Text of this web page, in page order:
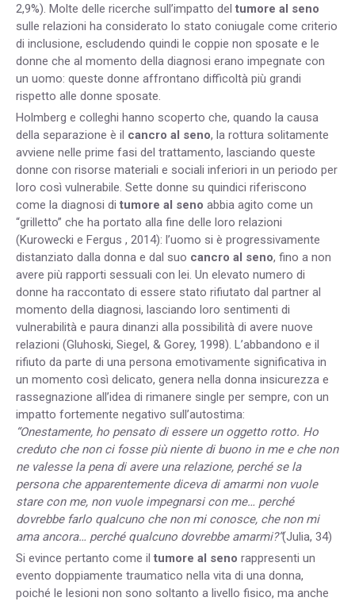
2,9%). Molte delle ricerche sull’impatto del tumore al seno
sulle relazioni ha considerato lo stato coniugale come criterio
di inclusione, escludendo quindi le coppie non sposate e le
donne che al momento della diagnosi erano impegnate con
un uomo: queste donne affrontano difficoltà più grandi
rispetto alle donne sposate.
Holmberg e colleghi hanno scoperto che, quando la causa
della separazione è il cancro al seno, la rottura solitamente
avviene nelle prime fasi del trattamento, lasciando queste
donne con risorse materiali e sociali inferiori in un periodo per
loro così vulnerabile. Sette donne su quindici riferiscono
come la diagnosi di tumore al seno abbia agito come un
“grilletto” che ha portato alla fine delle loro relazioni
(Kurowecki e Fergus , 2014): l’uomo si è progressivamente
distanziato dalla donna e dal suo cancro al seno, fino a non
avere più rapporti sessuali con lei. Un elevato numero di
donne ha raccontato di essere stato rifiutato dal partner al
momento della diagnosi, lasciando loro sentimenti di
vulnerabilità e paura dinanzi alla possibilità di avere nuove
relazioni (Gluhoski, Siegel, & Gorey, 1998). L’abbandono e il
rifiuto da parte di una persona emotivamente significativa in
un momento così delicato, genera nella donna insicurezza e
rassegnazione all’idea di rimanere single per sempre, con un
impatto fortemente negativo sull’autostima:
“Onestamente, ho pensato di essere un oggetto rotto. Ho
creduto che non ci fosse più niente di buono in me e che non
ne valesse la pena di avere una relazione, perché se la
persona che apparentemente diceva di amarmi non vuole
stare con me, non vuole impegnarsi con me… perché
dovrebbe farlo qualcuno che non mi conosce, che non mi
ama ancora… perché qualcuno dovrebbe amarmi?”(Julia, 34)
Si evince pertanto come il tumore al seno rappresenti un
evento doppiamente traumatico nella vita di una donna,
poiché le lesioni non sono soltanto a livello fisico, ma anche